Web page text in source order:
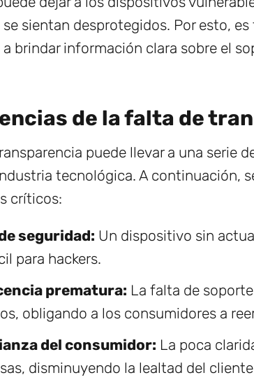
sientan desprotegidos. Por esto,
brindar información clara sobre el
de la falta de
puede llevar a una serie
tecnológica. A continuación,
críticos:
seguridad: Un dispositivo sin
para hackers.
prematura: La falta de
obligando a los consumidores a
del consumidor: La poca
disminuyendo la lealtad del